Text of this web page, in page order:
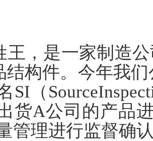
王，是一家制造
结构件。今年我
SI（
货A公司的产品
管理进行监督确